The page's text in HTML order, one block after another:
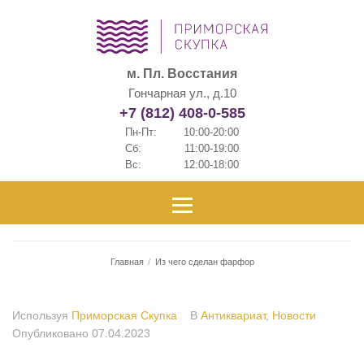
м. Пл. Восстания
Гончарная ул., д.10
+7 (812) 408-0-585
Пн-Пт:
10:00-20:00
Сб:
11:00-19:00
Вс:
12:00-18:00
Главная / Из чего сделан фарфор
Используя Приморская Скупка В Антиквариат, Новости
Опубликовано 07.04.2023